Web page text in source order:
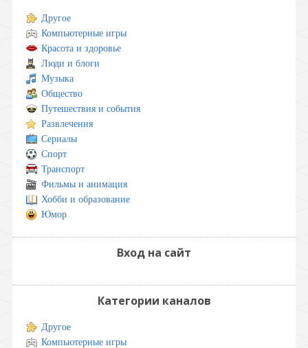
Другое
Компьютерные игры
Красота и здоровье
Люди и блоги
Музыка
Общество
Путешествия и события
Развлечения
Сериалы
Спорт
Транспорт
Фильмы и анимация
Хобби и образование
Юмор
Вход на сайт
Категории каналов
Другое
Компьютерные игры